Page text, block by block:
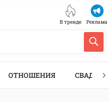
В тренде Реклама
ОТНОШЕНИЯ СВАДЬБА